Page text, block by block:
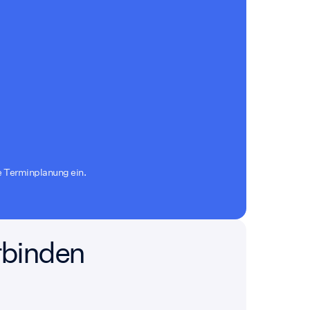
Terminplanung ein.